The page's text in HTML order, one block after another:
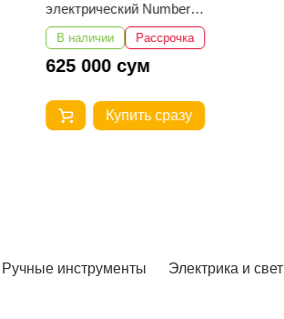
электрический Number
One EH1300/30-1
В наличии Рассрочка
625 000 сум
Купить сразу
Ручные инструменты Электрика и свет